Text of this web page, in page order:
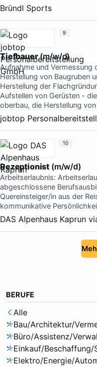
Bründl Sports
Tiefbauer(m/w/d)
Aufnahme und Vermessung
Herstellung von Baugruben
Herstellung der
Aufstellen von Gerüsten -
oberbau, die Herstellung
jobtop
9
Rezeptionist (m/w/d)
Arbeitserlaubnis:
abgeschlossene
Quereinsteiger/in aus der
kommunikative
DAS Alpenhaus Kaprun
10
BERUFE
Alle
Bau/Architektur/
Büro/Assistenz/
Einkauf/Beschaffung/
Elektro/Energie/